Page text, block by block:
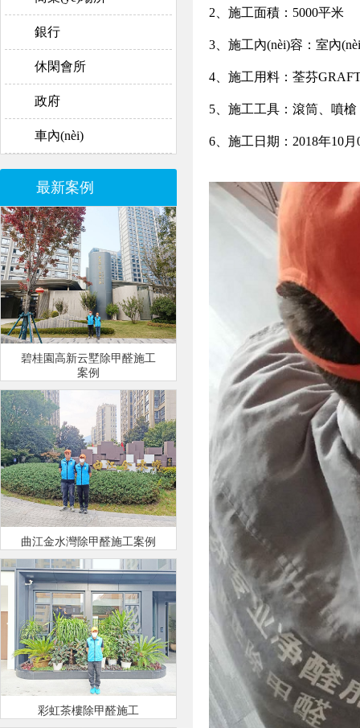
銀行
休閑會所
政府
車內(nèi)
最新案例
碧桂園高新云墅除甲醛施工
案例
曲江金水灣除甲醛施工案例
彩虹茶樓除甲醛施工
2、施工面積：5000平米
3、施工內(nèi)容：室內
4、施工用料：荃芬
5、施工工具：滾筒、噴槍
6、施工日期：2018年10